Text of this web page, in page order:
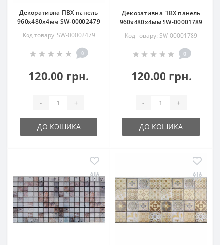
Декоративна ПВХ панель
960х480х4мм SW-00002479
Код товару: SW-00002479
0
120.00 грн.
- +
ДО КОШИКА
Декоративна ПВХ панель
960х480х4мм SW-00001789
Код товару: SW-00001789
0
120.00 грн.
- +
ДО КОШИКА